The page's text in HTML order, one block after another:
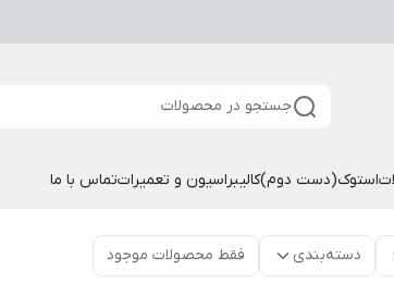
جستجو در محصولات
استوک(دست دوم)کالیبراسیون و تعمیراتتماس با ما
دسته‌بندی فقط محصولات موجود